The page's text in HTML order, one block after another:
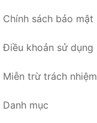
Chính sách bảo mật
Điều khoản sử dụng
Miễn trừ trách nhiệm
Danh mục